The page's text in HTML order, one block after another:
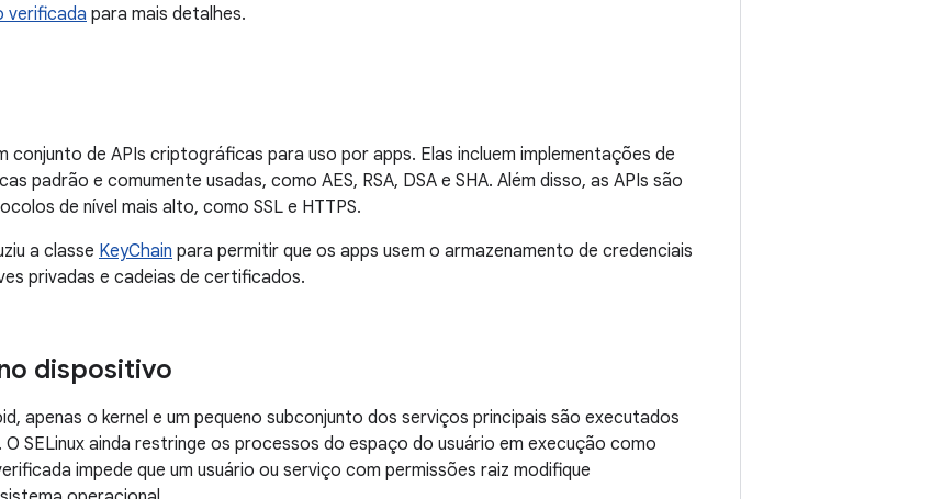
verificada para mais detalhes.
conjunto de APIs criptográficas para uso por apps. Elas incluem implementações de
padrão e comumente usadas, como AES, RSA, DSA e SHA. Além disso, as APIs são
de nível mais alto, como SSL e HTTPS.
a classe KeyChain para permitir que os apps usem o armazenamento de credenciais
privadas e cadeias de certificados.
dispositivo
apenas o kernel e um pequeno subconjunto dos serviços principais são executados
SELinux ainda restringe os processos do espaço do usuário em execução como
impede que um usuário ou serviço com permissões raiz modifique